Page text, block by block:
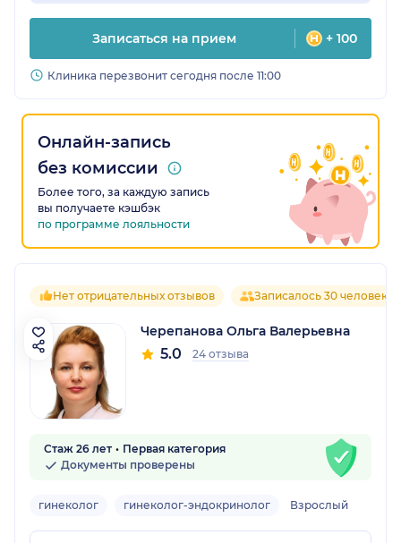
Записаться на прием + 100
Клиника перезвонит сегодня после 11:00
Онлайн-запись
без комиссии
Более того, за каждую запись
вы получаете кэшбэк
по программе лояльности
Нет отрицательных отзывов Записалось 30 человек
Черепанова Ольга Валерьевна
5.0 24 отзыва
Стаж 26 лет
Первая категория
Документы проверены
гинеколог гинеколог-эндокринолог Взрослый